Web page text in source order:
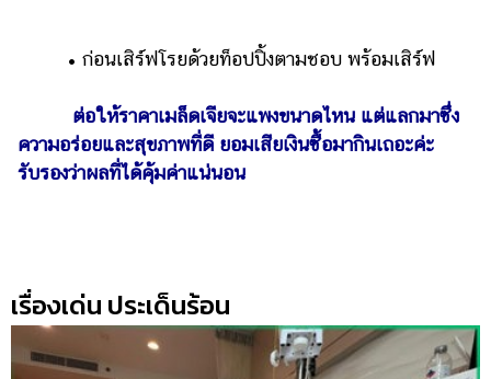
• ก่อนเสิร์ฟโรยด้วยท็อปปิ้งตามชอบ พร้อมเสิร์ฟ
ต่อให้ราคาเมล็ดเจียจะแพงขนาดไหน แต่แลกมาซึ่ง
ความอร่อยและสุขภาพที่ดี ยอมเสียเงินซื้อมากินเถอะค่ะ
รับรองว่าผลที่ได้คุ้มค่าแน่นอน
เรื่องเด่น ประเด็นร้อน